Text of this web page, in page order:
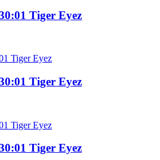
Tiger Eyez
Tiger Eyez
Tiger Eyez